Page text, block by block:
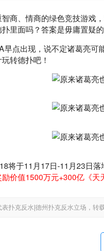
商、情商的绿色竞技游戏
里面吗？答案是毋庸置疑的
早点出现，说不定诸葛亮
转德扑吧！
将于11月17日-11月23日
励价值1500万元+300亿《天
扑克反水|德州扑克反水立场，转